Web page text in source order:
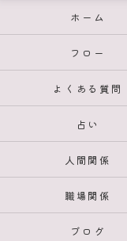
ホーム
フロー
よくある質問
占い
人間関係
職場関係
ブログ